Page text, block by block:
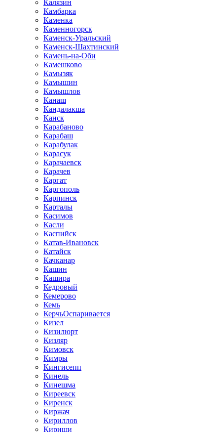
Калязин
Камбарка
Каменка
Каменногорск
Каменск-Уральский
Каменск-Шахтинский
Камень-на-Оби
Камешково
Камызяк
Камышин
Камышлов
Канаш
Кандалакша
Канск
Карабаново
Карабаш
Карабулак
Карасук
Карачаевск
Карачев
Каргат
Каргополь
Карпинск
Карталы
Касимов
Касли
Каспийск
Катав-Ивановск
Катайск
Качканар
Кашин
Кашира
Кедровый
Кемерово
Кемь
КерчьОспаривается
Кизел
Кизилюрт
Кизляр
Кимовск
Кимры
Кингисепп
Кинель
Кинешма
Киреевск
Киренск
Киржач
Кириллов
Кириши